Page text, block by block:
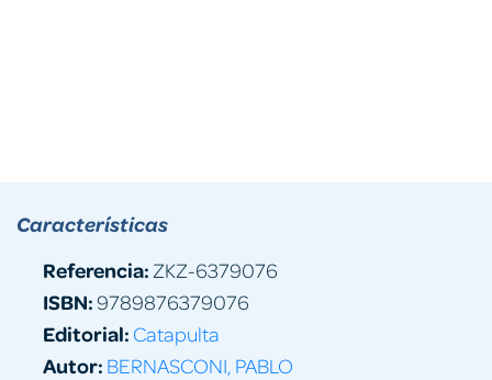
Características
Referencia: ZKZ-6379076
ISBN:9789876379076
Editorial: Catapulta
Autor: BERNASCONI, PABLO